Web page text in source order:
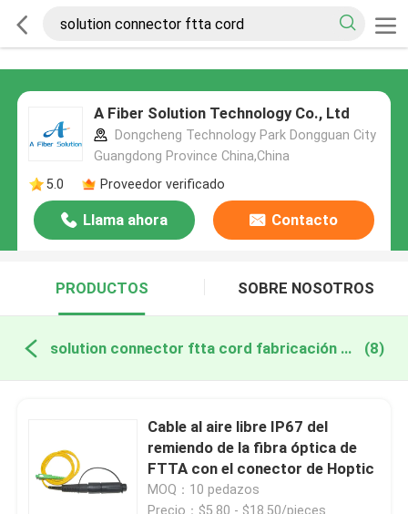
A Fiber Solution Technology Co., Ltd
Dongcheng Technology Park Dongguan City
Guangdong Province China,China
5.0
Proveedor verificado
Llama ahora Contacto
PRODUCTOS SOBRE NOSOTROS
solution connector ftta cord fabricación en línea (8)
Cable al aire libre IP67 del
remiendo de la fibra óptica de
FTTA con el conector de Hoptic
MOQ：10 pedazos
Precio：$5.80 - $18.50/pieces